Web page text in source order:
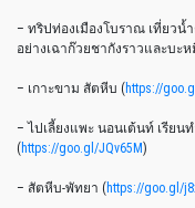
– ทริปท่องเมืองโบราณ เที่ยวน้
อย่างเฉาก๊วยชากังราวและบะ
– เกาะขาม สัตหีบ (https://
– ไปเลี้ยงแพะ นอนเต้นท์ เรียน
(https://goo.gl/JQv65M)
– สัตหีบ-พัทยา (https://goo.gl/